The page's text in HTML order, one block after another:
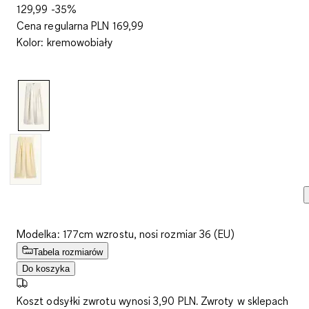
129,99 -35%
Cena regularnaPLN 169,99
Kolor: kremowobiały
Modelka: 177cm wzrostu, nosi rozmiar 36 (EU)
Tabela rozmiarów
Do koszyka
Koszt odsyłki zwrotu wynosi 3,90 PLN. Zwroty w sklepach